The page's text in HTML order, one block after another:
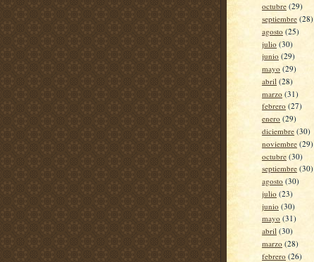
octubre (29)
septiembre (28)
agosto (25)
julio (30)
junio (29)
mayo (29)
abril (28)
marzo (31)
febrero (27)
enero (29)
diciembre (30)
noviembre (29)
octubre (30)
septiembre (30)
agosto (30)
julio (23)
junio (30)
mayo (31)
abril (30)
marzo (28)
febrero (26)